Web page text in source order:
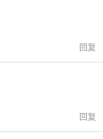
回复
回复